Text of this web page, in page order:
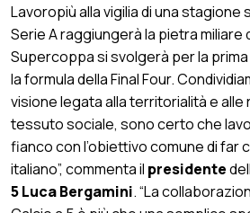
Lavoropiù alla vigilia di una stagione
Serie A raggiungerà la pietra miliare
Supercoppa si svolgerà per la
la formula della Final Four.
visione legata alla territorialità e alle
tessuto sociale, sono certo che
fianco con l’obiettivo comune di far
italiano”, commenta il presidente
5Luca Bergamini. “La